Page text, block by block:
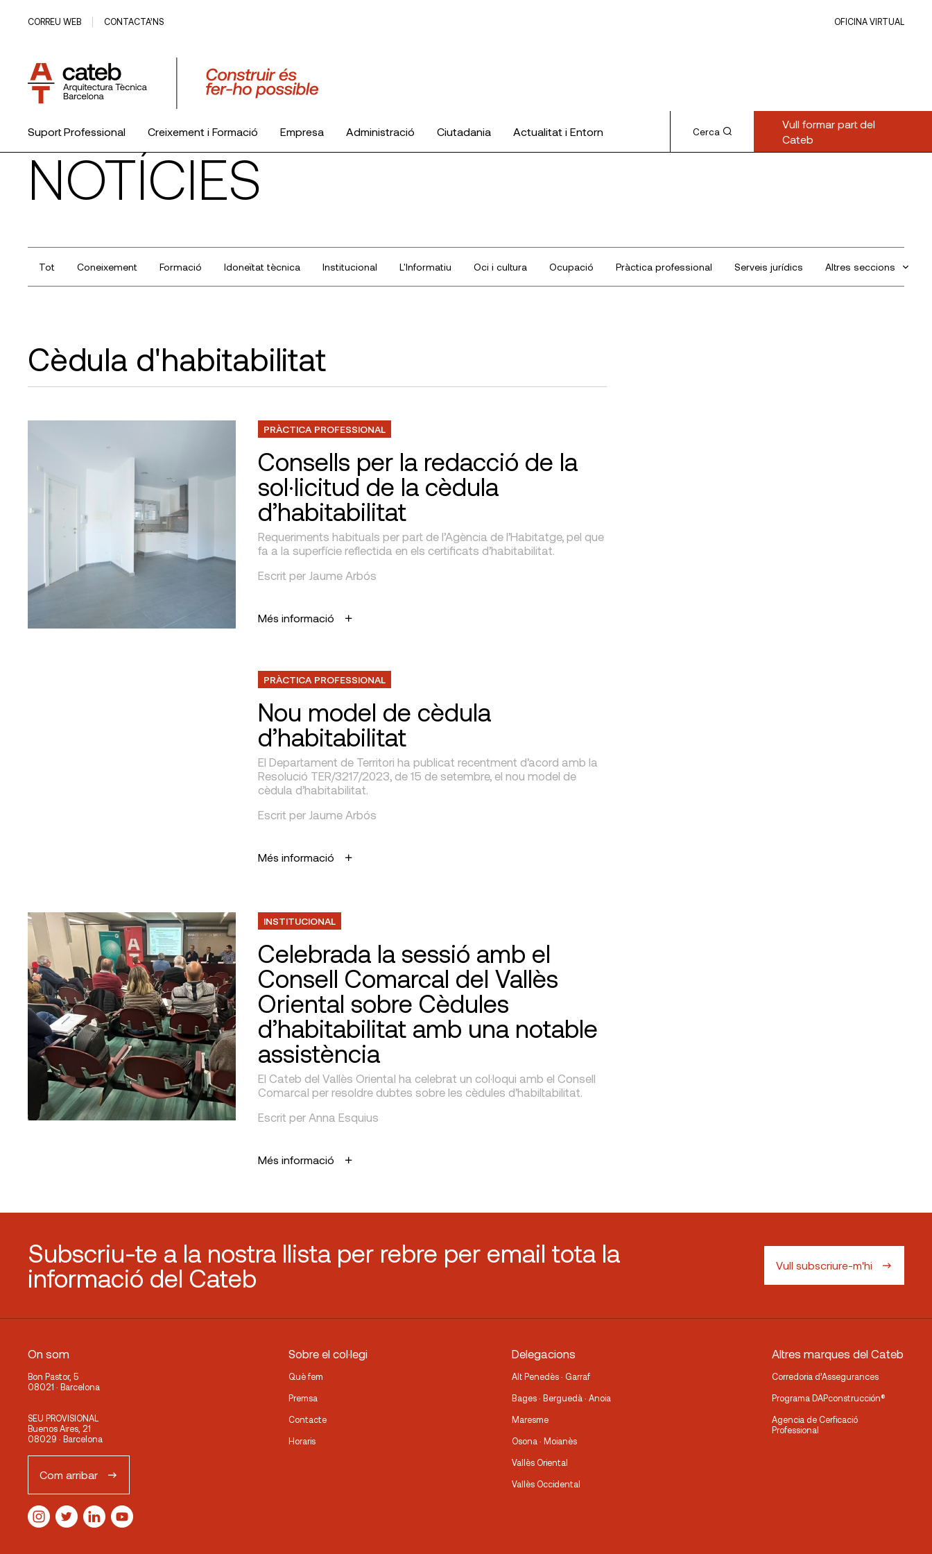
CORREU WEB CONTACTA’NS OFICINA VIRTUAL
Suport Professional Creixement i Formació Empresa Administració Ciutadania Actualitat i Entorn
El Col·legi
Cerca
Vull formar part del
Cateb
NOTÍCIES
Tot Coneixement Formació Idoneïtat tècnica Institucional L'Informatiu Oci i cultura Ocupació Pràctica professional Serveis jurídics Altres seccions
Cèdula d'habitabilitat
PRÀCTICA PROFESSIONAL
Consells per la redacció de la
sol·licitud de la cèdula
d’habitabilitat
Requeriments habituals per part de l’Agència de l’Habitatge, pel que
fa a la superfície reflectida en els certificats d’habitabilitat.
Escrit per Jaume Arbós
Més informació
PRÀCTICA PROFESSIONAL
Nou model de cèdula
d’habitabilitat
El Departament de Territori ha publicat recentment d’acord amb la
Resolució TER/3217/2023, de 15 de setembre, el nou model de
cèdula d’habitabilitat.
Escrit per Jaume Arbós
Més informació
INSTITUCIONAL
Celebrada la sessió amb el
Consell Comarcal del Vallès
Oriental sobre Cèdules
d’habitabilitat amb una notable
assistència
El Cateb del Vallès Oriental ha celebrat un col·loqui amb el Consell
Comarcal per resoldre dubtes sobre les cèdules d’habiltabilitat.
Escrit per Anna Esquius
Més informació
Subscriu-te a la nostra llista per rebre per email tota la
informació del Cateb
Vull subscriure-m'hi
On som
Bon Pastor, 5
08021 · Barcelona
SEU PROVISIONAL
Buenos Aires, 21
08029 · Barcelona
Com arribar
Sobre el col·legi
Què fem
Premsa
Contacte
Horaris
Delegacions
Alt Penedès · Garraf
Bages · Berguedà · Anoia
Maresme
Osona · Moianès
Vallès Oriental
Vallès Occidental
Altres marques del Cateb
Corredoria d’Assegurances
Programa DAPconstrucción®
Agencia de Cerficació
Professional